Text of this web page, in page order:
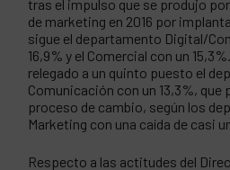
tras el impulso que se produjo
de marketing en 2016 por
sigue el departamento Digital/
16,9% y el Comercial con un
relegado a un quinto puesto el
Comunicación con un 13,3%, que
proceso de cambio, según los
Marketing con una caída de casi
Respecto a las actitudes del